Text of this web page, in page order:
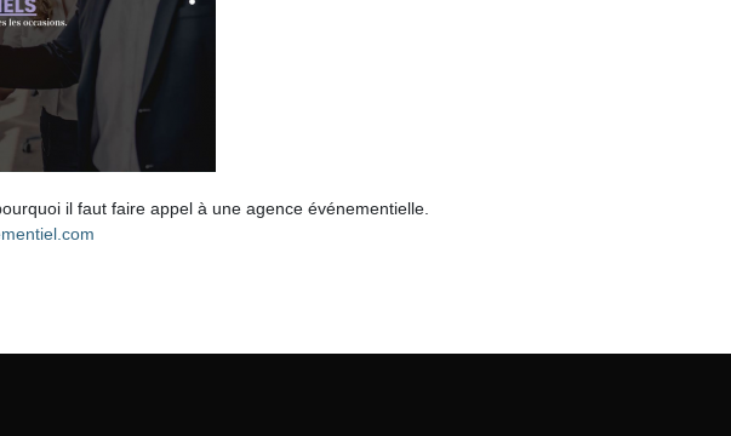
il faut faire appel à une agence événementielle.